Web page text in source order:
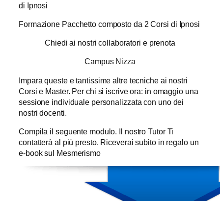
di Ipnosi
Formazione Pacchetto composto da 2 Corsi di Ipnosi
Chiedi ai nostri collaboratori e prenota
Campus Nizza
Impara queste e tantissime altre tecniche ai nostri
Corsi e Master. Per chi si iscrive ora: in omaggio una
sessione individuale personalizzata con uno dei
nostri docenti.
Compila il seguente modulo. Il nostro Tutor Ti
contatterà al più presto. Riceverai subito in regalo un
e-book sul Mesmerismo